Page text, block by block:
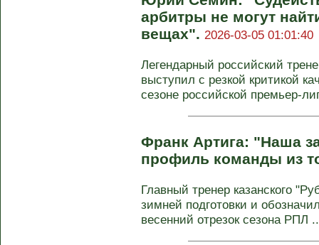
арбитры не могут
вещах". 2026-03-05 01:01:40
Легендарный российский
выступил с резкой критикой
сезоне российской премьер-
Франк Артига: "Наша
профиль команды из
Главный тренер казанского
зимней подготовки и
весенний отрезок сезона РПЛ